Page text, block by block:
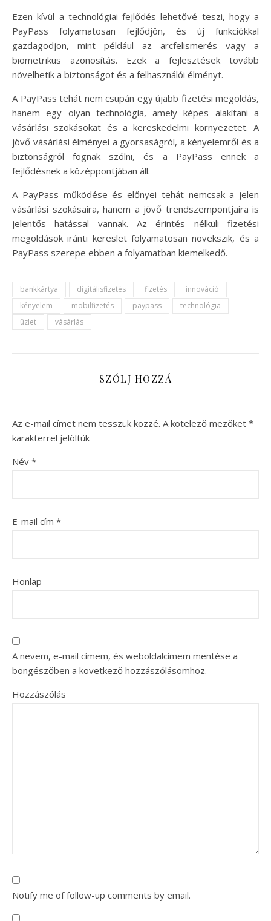
Ezen kívül a technológiai fejlődés lehetővé teszi, hogy a
PayPass folyamatosan fejlődjön, és új funkciókkal
gazdagodjon, mint például az arcfelismerés vagy a
biometrikus azonosítás. Ezek a fejlesztések tovább
növelhetik a biztonságot és a felhasználói élményt.
A PayPass tehát nem csupán egy újabb fizetési megoldás,
hanem egy olyan technológia, amely képes alakítani a
vásárlási szokásokat és a kereskedelmi környezetet. A
jövő vásárlási élményei a gyorsaságról, a kényelemről és a
biztonságról fognak szólni, és a PayPass ennek a
fejlődésnek a középpontjában áll.
A PayPass működése és előnyei tehát nemcsak a jelen
vásárlási szokásaira, hanem a jövő trendszempontjaira is
jelentős hatással vannak. Az érintés nélküli fizetési
megoldások iránti kereslet folyamatosan növekszik, és a
PayPass szerepe ebben a folyamatban kiemelkedő.
bankkártya digitálisfizetés fizetés
innováció
kényelem
mobilfizetés paypass
technológia
üzlet
vásárlás
SZÓLJ HOZZÁ
Az e-mail címet nem tesszük közzé. A kötelező mezőket *
karakterrel jelöltük
Név *
E-mail cím *
Honlap
A nevem, e-mail címem, és weboldalcímem mentése a
böngészőben a következő hozzászólásomhoz.
Hozzászólás
Notify me of follow-up comments by email.